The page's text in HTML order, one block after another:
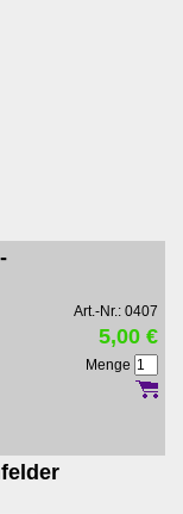
Art.-Nr.: 0407
5,00 €
Menge